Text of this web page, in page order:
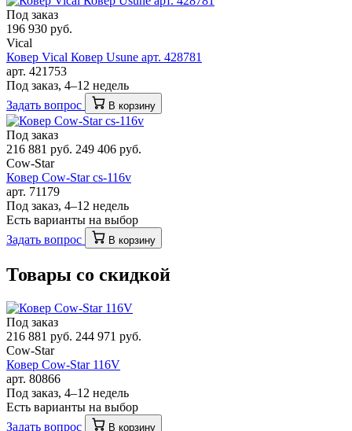
Под заказ
196 930 руб.
Vical
Ковер Vical Ковер Usune арт. 428781
арт. 421753
Под заказ, 4–12 недель
Задать вопрос
В корзину
Под заказ
216 881 руб. 249 406 руб.
Cow-Star
Ковер Cow-Star cs-116v
арт. 71179
Под заказ, 4–12 недель
Есть варианты на выбор
Задать вопрос
В корзину
Товары со скидкой
Под заказ
216 881 руб. 244 971 руб.
Cow-Star
Ковер Cow-Star 116V
арт. 80866
Под заказ, 4–12 недель
Есть варианты на выбор
Задать вопрос
В корзину